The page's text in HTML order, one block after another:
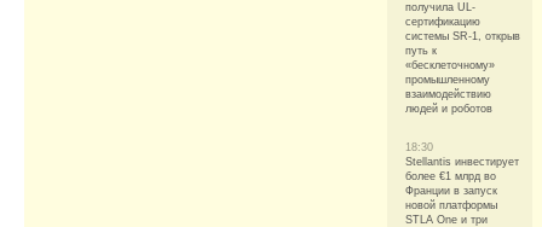
получила UL-
сертификацию
системы SR-1, открыв
путь к
«бесклеточному»
промышленному
взаимодействию
людей и роботов
18:30
Stellantis инвестирует
более €1 млрд во
Франции в запуск
новой платформы
STLA One и три